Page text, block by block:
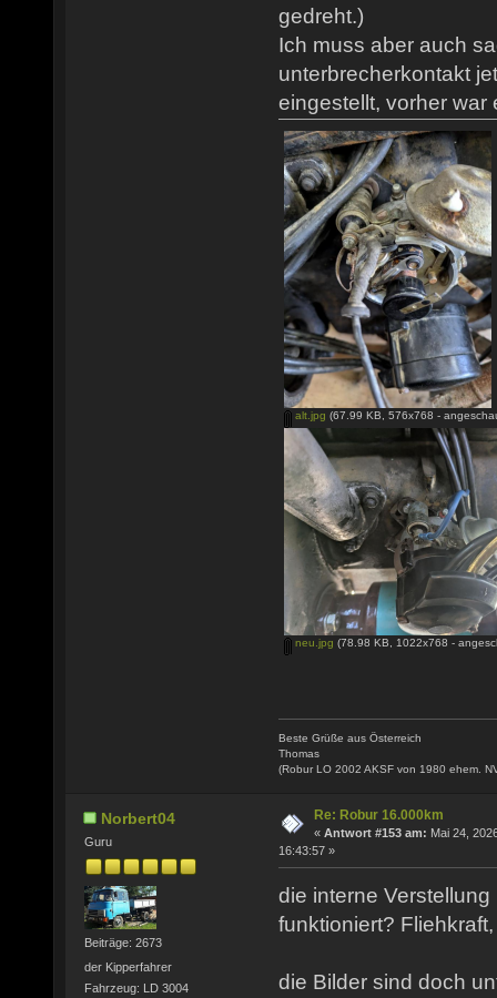
gedreht.)
Ich muss aber auch
unterbrecherkontakt
eingestellt, vorher war
alt.jpg (67.99 KB, 576x768 -
neu.jpg (78.98 KB, 1022x768 -
Beste Grüße aus Österreich
Thomas
(Robur LO 2002 AKSF von 1980 ehem.
Norbert04
Guru
Beiträge: 2673
der Kipperfahrer
Fahrzeug: LD 3004
Re: Robur 16.000km
« Antwort #153 am: Mai 24,
16:43:57 »
die interne
funktioniert?
die Bilder sind doch